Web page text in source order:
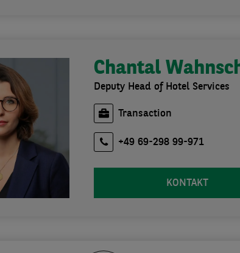
Chantal
Deputy Head of Hotel Services
Transaction
+49 69-298 99-971
KONTAKT